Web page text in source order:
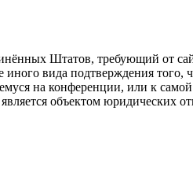
Штатов, требующий от
вида подтверждения того,
на конференции, или к самой
объектом юридических